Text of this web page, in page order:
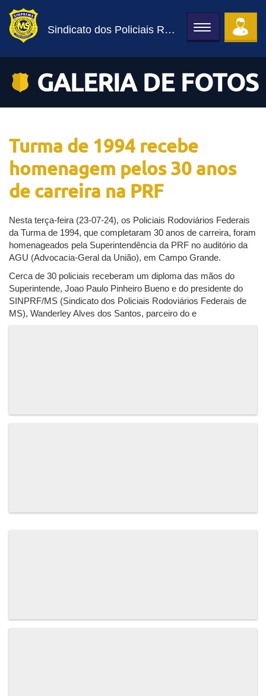
Sindicato dos Policiais Rodoviários Federais de MS
Toggle
navigation
GALERIA DE FOTOS
Turma de 1994 recebe
homenagem pelos 30 anos
de carreira na PRF
Nesta terça-feira (23-07-24), os Policiais Rodoviários Federais
da Turma de 1994, que completaram 30 anos de carreira, foram
homenageados pela Superintendência da PRF no auditório da
AGU (Advocacia-Geral da União), em Campo Grande.
Cerca de 30 policiais receberam um diploma das mãos do
Superintende, Joao Paulo Pinheiro Bueno e do presidente do
SINPRF/MS (Sindicato dos Policiais Rodoviários Federais de
MS), Wanderley Alves dos Santos, parceiro do e